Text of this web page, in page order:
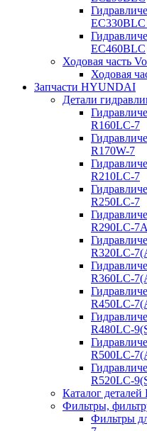
EC460BLC
Ходовая часть
Ходовая
Запчасти HYUNDAI
Детали
R160LC-7
R170W-7
R210LC-7
R250LC-7
R290LC-
R320LC-
R360LC-
R450LC-
R480LC-
R500LC-
R520LC-
Каталог
Фильтры,
Фильтры